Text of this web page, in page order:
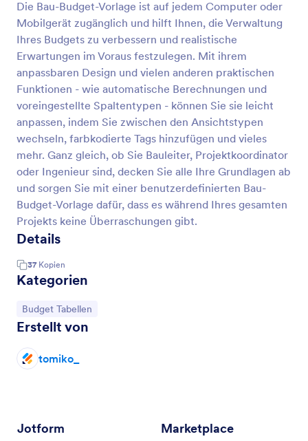
Die Bau-Budget-Vorlage ist auf jedem Computer oder
Mobilgerät zugänglich und hilft Ihnen, die Verwaltung
Ihres Budgets zu verbessern und realistische
Erwartungen im Voraus festzulegen. Mit ihrem
anpassbaren Design und vielen anderen praktischen
Funktionen - wie automatische Berechnungen und
voreingestellte Spaltentypen - können Sie sie leicht
anpassen, indem Sie zwischen den Ansichtstypen
wechseln, farbkodierte Tags hinzufügen und vieles
mehr. Ganz gleich, ob Sie Bauleiter, Projektkoordinator
oder Ingenieur sind, decken Sie alle Ihre Grundlagen ab
und sorgen Sie mit einer benutzerdefinierten Bau-
Budget-Vorlage dafür, dass es während Ihres gesamten
Projekts keine Überraschungen gibt.
Details
37 Kopien
Kategorien
Zur Kategorie:
Budget Tabellen
Erstellt von
tomiko_
Jotform Marketplace